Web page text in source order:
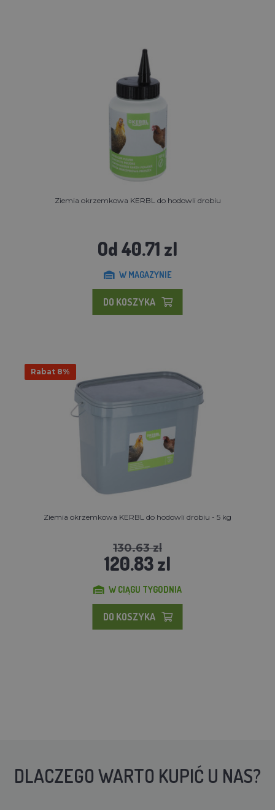
Ziemia okrzemkowa KERBL do hodowli drobiu
Od 40.71 zl
W MAGAZYNIE
DO KOSZYKA
Rabat 8%
Ziemia okrzemkowa KERBL do hodowli drobiu - 5 kg
130.63 zl
120.83 zl
W CIĄGU TYGODNIA
DO KOSZYKA
DLACZEGO WARTO KUPIĆ U NAS?